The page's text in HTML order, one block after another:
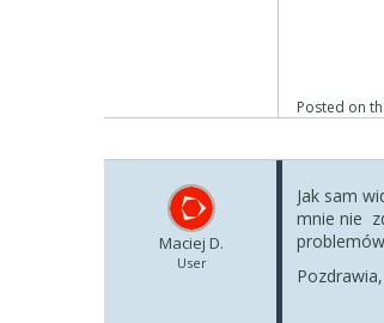
Posted on
Maciej D.
User
Jak sam
mnie nie